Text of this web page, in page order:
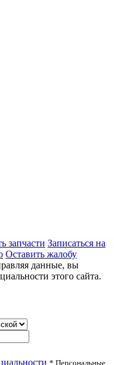
запчасти Записаться на
Оставить жалобу
данные, вы
этого сайта.
* Персональные